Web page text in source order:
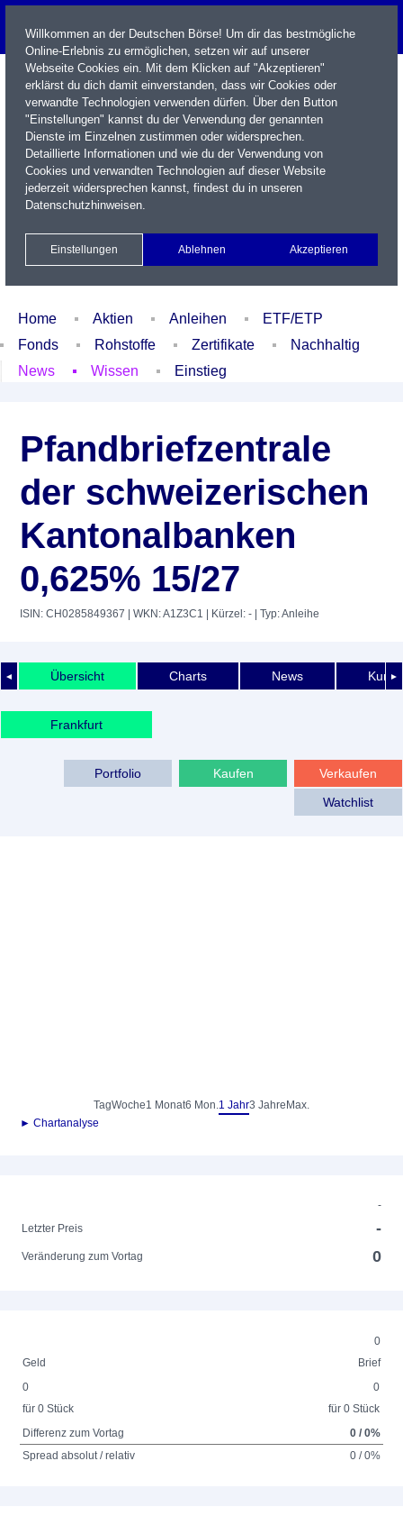
Name / WKN / ISIN / Kürzel
Xetra Realtime
Watchlist Portfolio Login
Home Aktien Anleihen
ETF/ETP
Fonds
Rohstoffe Zertifikate
Nachhaltig
News
Wissen Einstieg
Pfandbriefzentrale
der schweizerischen
Kantonalbanken
0,625% 15/27
ISIN: CH0285849367 | WKN: A1Z3C1 | Kürzel: - | Typ: Anleihe
◄ ►
Übersicht Charts News
Frankfurt
Verkaufen
Kaufen
Portfolio
Watchlist
TagWoche1 Monat6 Mon.1 Jahr3 Jahre Max.
► Chartanalyse
-
Letzter Preis
-
Veränderung zum Vortag 0
0
Geld
Brief
0
für 0 Stück
0
für 0 Stück
Differenz zum Vortag
0 / 0%
Spread absolut / relativ
0 / 0%
Willkommen an der Deutschen Börse! Um dir das bestmögliche
Online-Erlebnis zu ermöglichen, setzen wir auf unserer
Webseite Cookies ein. Mit dem Klicken auf "Akzeptieren"
erklärst du dich damit einverstanden, dass wir Cookies oder
verwandte Technologien verwenden dürfen. Über den Button
"Einstellungen" kannst du der Verwendung der genannten
Dienste im Einzelnen zustimmen oder widersprechen.
Detaillierte Informationen und wie du der Verwendung von
Cookies und verwandten Technologien auf dieser Website
jederzeit widersprechen kannst, findest du in unseren
Datenschutzhinweisen.
Einstellungen Ablehnen Akzeptieren